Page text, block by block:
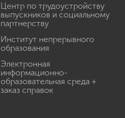
Центр по трудоустройству
выпускников и социальному
партнерству
Институт непрерывного
образования
Электронная
информационно-
образовательная среда +
заказ справок